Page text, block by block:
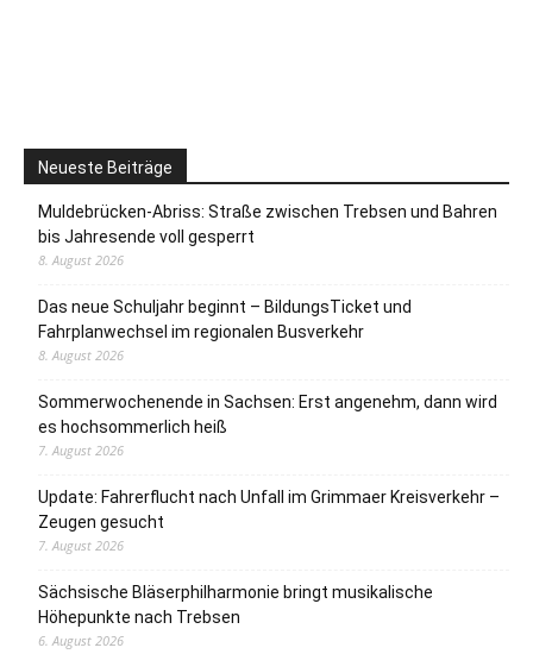
Neueste Beiträge
Muldebrücken-Abriss: Straße zwischen Trebsen und Bahren
bis Jahresende voll gesperrt
8. August 2026
Das neue Schuljahr beginnt – BildungsTicket und
Fahrplanwechsel im regionalen Busverkehr
8. August 2026
Sommerwochenende in Sachsen: Erst angenehm, dann wird
es hochsommerlich heiß
7. August 2026
Update: Fahrerflucht nach Unfall im Grimmaer Kreisverkehr –
Zeugen gesucht
7. August 2026
Sächsische Bläserphilharmonie bringt musikalische
Höhepunkte nach Trebsen
6. August 2026